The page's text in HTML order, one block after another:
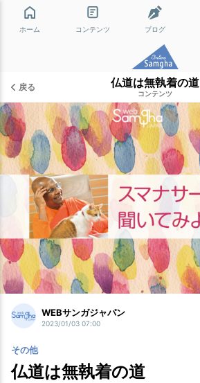
ホーム コンテンツ ブログ
戻る 仏道は無執着の道
コンテンツ
WEBサンガジャパン
2023/01/03 07:00
その他
仏道は無執着の道